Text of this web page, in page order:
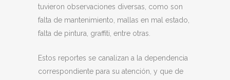
tuvieron observaciones diversas, como son
falta de mantenimiento, mallas en mal estado,
falta de pintura, graffiti, entre otras.
Estos reportes se canalizan a la dependencia
correspondiente para su atención, y que de